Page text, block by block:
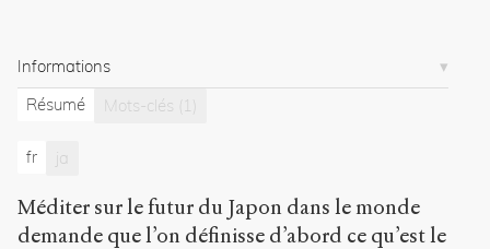
t
p
e
n
Informations
Résumé
Mots-clés (1)
fr ja
Méditer sur le futur du Japon dans le monde
demande que l’on définisse d’abord ce qu’est le